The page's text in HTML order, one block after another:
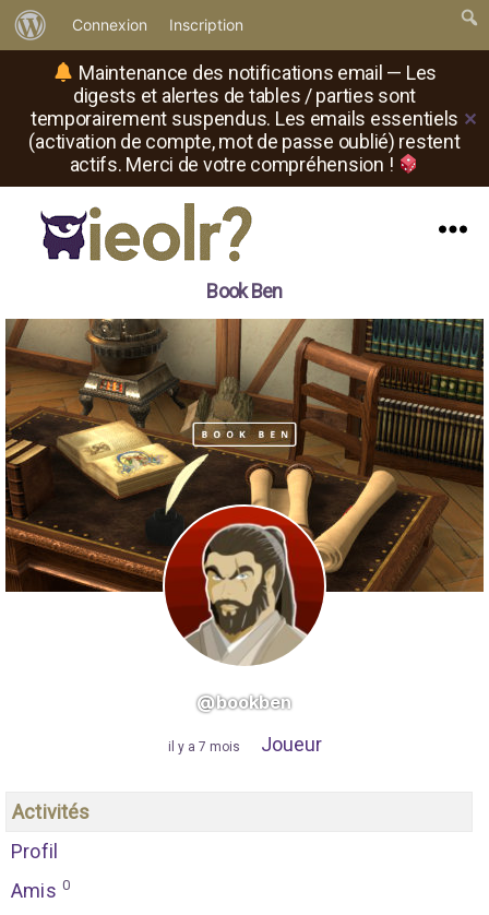
Maintenance des notifications email — Les
digests et alertes de tables / parties sont
temporairement suspendus. Les emails essentiels
(activation de compte, mot de passe oublié) restent
actifs. Merci de votre compréhension !
✕
propos
de
WordPress
Connexion Inscription
où
le
rôliste
?
Book Ben
@bookben
il y a 7 mois Joueur
Activités
Profil
Amis 0